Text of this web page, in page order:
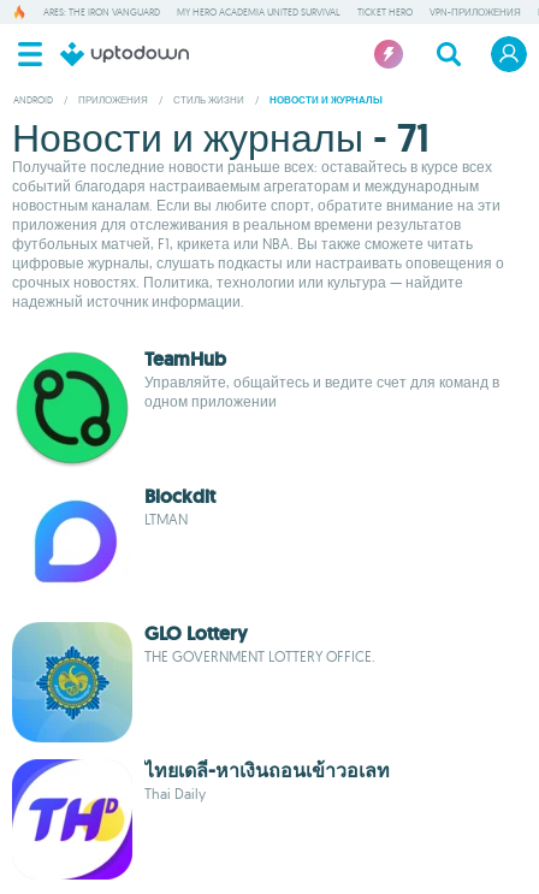
ARES: THE IRON VANGUARD MY HERO ACADEMIA UNITED SURVIVAL TICKET HERO VPN-ПРИЛОЖЕНИЯ
ANDROID / ПРИЛОЖЕНИЯ / СТИЛЬ ЖИЗНИ / НОВОСТИ И ЖУРНАЛЫ
Новости и журналы - 71
Получайте последние новости раньше всех: оставайтесь в курсе всех
событий благодаря настраиваемым агрегаторам и международным
новостным каналам. Если вы любите спорт, обратите внимание на эти
приложения для отслеживания в реальном времени результатов
футбольных матчей, F1, крикета или NBA. Вы также сможете читать
цифровые журналы, слушать подкасты или настраивать оповещения о
срочных новостях. Политика, технологии или культура — найдите
надежный источник информации.
TeamHub
Управляйте, общайтесь и ведите счет для команд в
одном приложении
Blockdit
LTMAN
GLO Lottery
THE GOVERNMENT LOTTERY OFFICE.
ไทยเดลี่-หาเงินถอนเข้าวอเลท
Thai Daily